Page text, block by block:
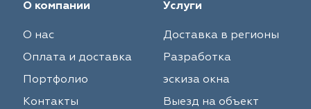
О компании
О нас
Оплата и доставка
Портфолио
Контакты
Услуги
Доставка в регионы
Разработка
эскиза окна
Выезд на объект